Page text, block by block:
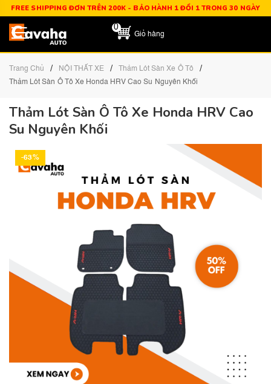
FREE SHIPPING ĐƠN TRÊN 200K - BẢO HÀNH 1 ĐỔI 1 TRONG 30 NGÀY
0
Giỏ hàng
Trang Chủ / NỘI THẤT XE / Thảm Lót Sàn Xe Ô Tô /
Thảm Lót Sàn Ô Tô Xe Honda HRV Cao Su Nguyên Khối
Thảm Lót Sàn Ô Tô Xe Honda HRV Cao
Su Nguyên Khối
-63%